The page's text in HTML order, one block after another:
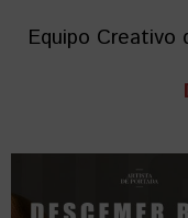
Equipo Creativo